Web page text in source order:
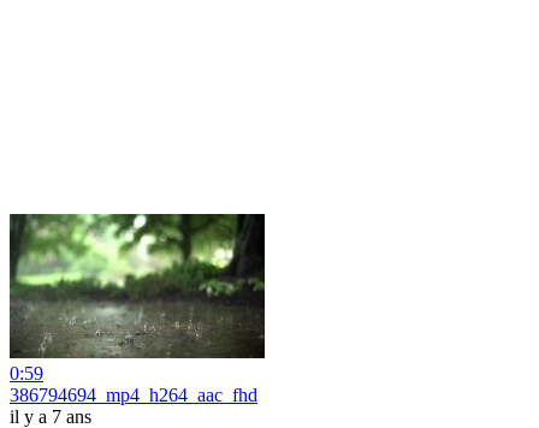
0:59
386794694_mp4_h264_aac_fhd
il y a 7 ans